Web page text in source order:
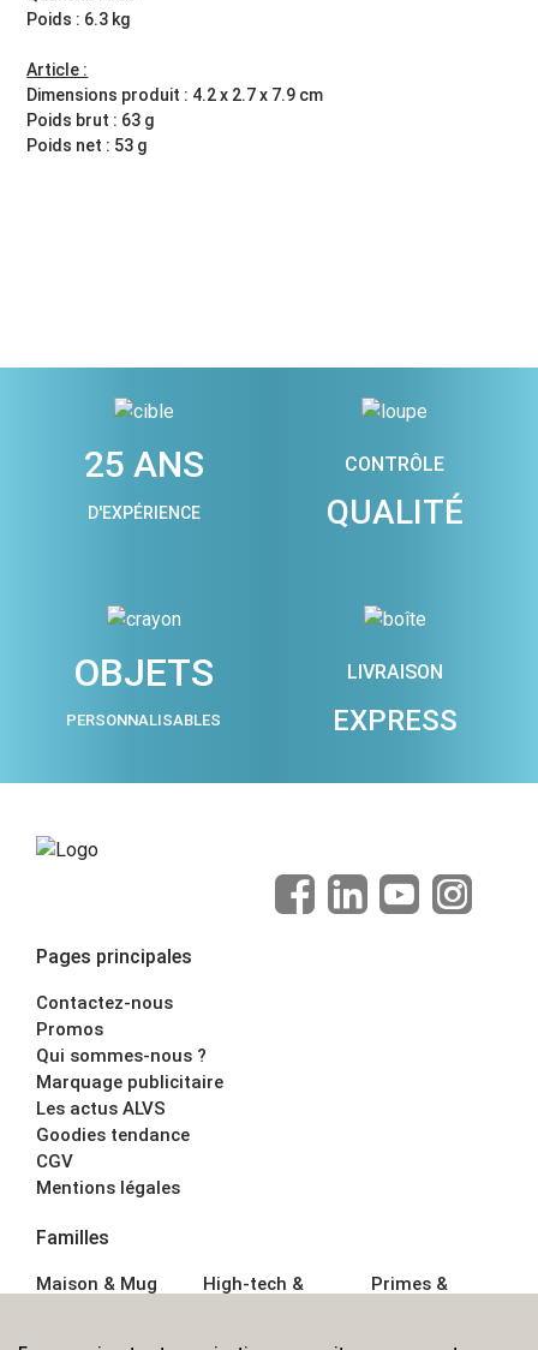
Poids : 6.3 kg
Article :
Dimensions produit : 4.2 x 2.7 x 7.9 cm
Poids brut : 63 g
Poids net : 53 g
25 ANS
D'EXPÉRIENCE
CONTRÔLE
QUALITÉ
OBJETS
PERSONNALISABLES
LIVRAISON
EXPRESS
Pages principales
Contactez-nous
Promos
Qui sommes-nous ?
Marquage publicitaire
Les actus ALVS
Goodies tendance
CGV
Mentions légales
Familles
Maison & Mug
High-tech &
Primes &